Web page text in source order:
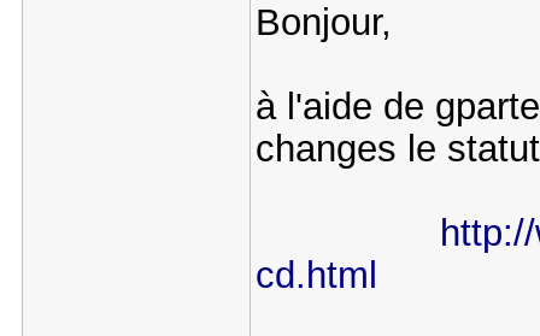
Bonjour,
à l'aide de
changes le
cd.html